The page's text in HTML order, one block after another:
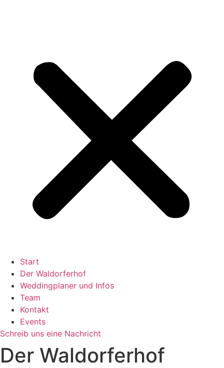
Start
Der Waldorferhof
Weddingplaner und Infos
Team
Kontakt
Events
Schreib uns eine Nachricht
Der Waldorferhof